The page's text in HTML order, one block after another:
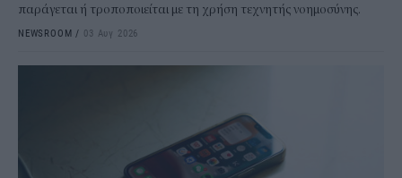
παράγεται ή τροποποιείται με τη χρήση τεχνητής νοημοσύνης.
NEWSROOM / 03 Αυγ 2026